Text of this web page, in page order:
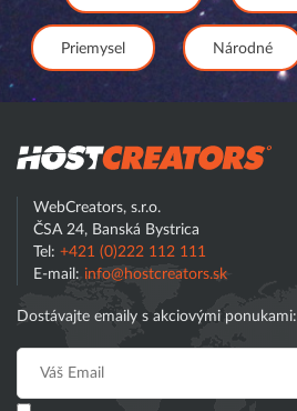
Priemysel Národné
WebCreators, s.r.o.
ČSA 24, Banská Bystrica
Tel: +421 (0)222 112 111
E-mail: info@hostcreators.sk
Dostávajte emaily s akciovými ponukami: